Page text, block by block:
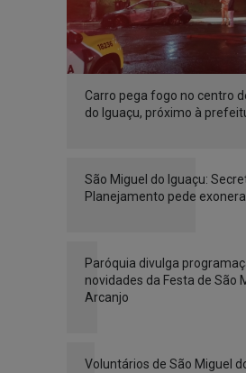
Carro pega fogo no centro
do Iguaçu, próximo à
São Miguel do Iguaçu:
Planejamento pede
Paróquia divulga
novidades da Festa de São
Arcanjo
Voluntários de São Miguel